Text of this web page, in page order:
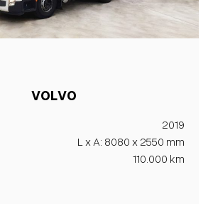
VOLVO
2019
L x A: 8080 x 2550 mm
110.000 km